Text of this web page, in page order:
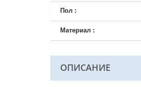
Пол :
Материал :
ОПИСАНИЕ